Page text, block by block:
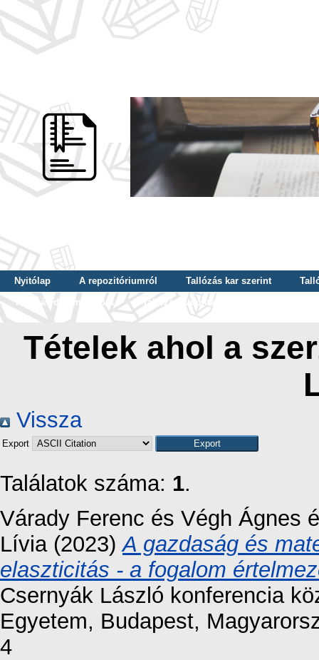
Nyitólap A repozitóriumról Tallózás kar szerint
Tallózás dátum szerint
Tallózás tudományterület szerint
Tételek ahol a
Vissza
Export
Találatok száma: 1.
Várady Ferenc és Végh Ágnes
Lívia(2023)A gazdaság és
elaszticitás - a fogalom
Csernyák László konferencia
Egyetem, Budapest,
4